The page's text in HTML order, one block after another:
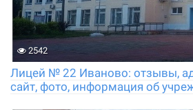
2542
Лицей № 22 Иваново: отзывы,
сайт, фото, информация об